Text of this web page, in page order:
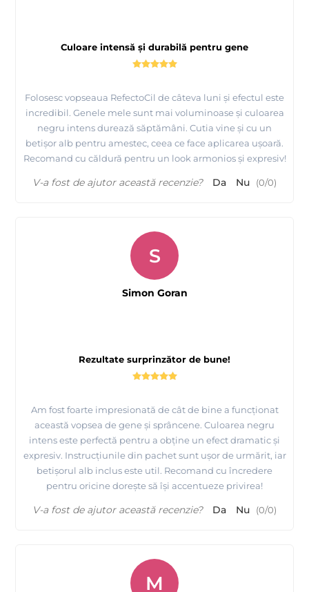
Culoare intensă și durabilă pentru gene
Folosesc vopseaua RefectoCil de câteva luni și efectul este
incredibil. Genele mele sunt mai voluminoase și culoarea
negru intens durează săptămâni. Cutia vine și cu un
betișor alb pentru amestec, ceea ce face aplicarea ușoară.
Recomand cu căldură pentru un look armonios și expresiv!
V-a fost de ajutor această recenzie? Da Nu (0/0)
Rezultate surprinzător de bune!
Am fost foarte impresionată de cât de bine a funcționat
această vopsea de gene și sprâncene. Culoarea negru
intens este perfectă pentru a obține un efect dramatic și
expresiv. Instrucțiunile din pachet sunt ușor de urmărit, iar
betișorul alb inclus este util. Recomand cu încredere
pentru oricine dorește să își accentueze privirea!
S
Simon Goran
V-a fost de ajutor această recenzie? Da Nu (0/0)
M